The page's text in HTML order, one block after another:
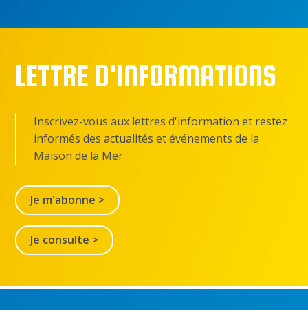
LETTRE D'INFORMATIONS
Inscrivez-vous aux lettres d'information et restez
informés des actualités et événements de la
Maison de la Mer
Je m'abonne >
Je consulte >